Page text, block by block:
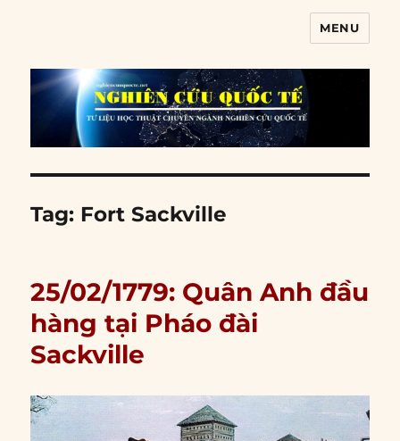
MENU
Tag: Fort Sackville
25/02/1779: Quân Anh đầu
hàng tại Pháo đài
Sackville